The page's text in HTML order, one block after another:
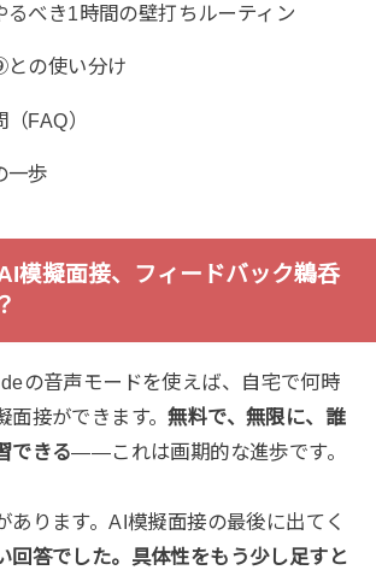
るべき1時間の壁打ちルーティン
の使い分け
FAQ）
一歩
模擬面接、フィードバック鵜呑
の音声モードを使えば、自宅で何時
面接ができます。無料で、無限に、誰
できる——これは画期的な進歩です。
あります。AI模擬面接の最後に出てく
回答でした。具体性をもう少し足すと